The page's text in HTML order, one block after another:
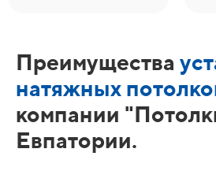
Преимущества
натяжных
компании
Евпатории.